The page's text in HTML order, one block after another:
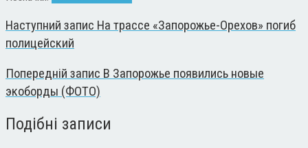
Наступний запис На трассе «Запорожье-Орехов» погиб
полицейский
Попередній запис В Запорожье появились новые
экоборды (ФОТО)
Подібні записи